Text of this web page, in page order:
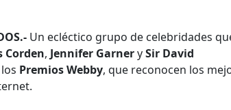
Un ecléctico grupo de celebridades
Corden, Jennifer GarnerySir David
Premios Webby, que reconocen los